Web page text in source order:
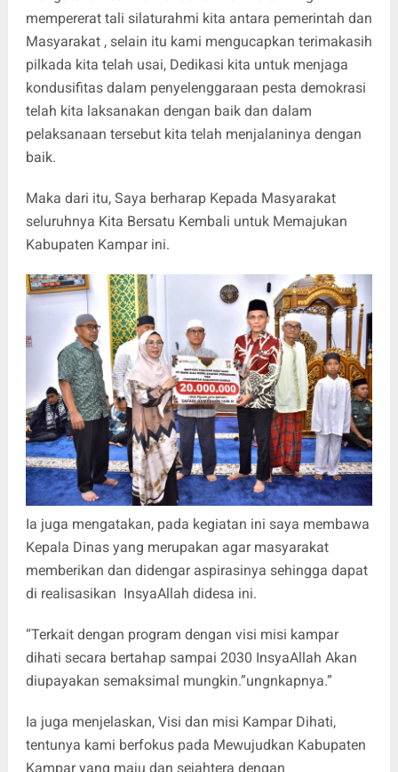
mempererat tali silaturahmi kita antara pemerintah dan
Masyarakat , selain itu kami mengucapkan terimakasih
pilkada kita telah usai, Dedikasi kita untuk menjaga
kondusifitas dalam penyelenggaraan pesta demokrasi
telah kita laksanakan dengan baik dan dalam
pelaksanaan tersebut kita telah menjalaninya dengan
baik.
Maka dari itu, Saya berharap Kepada Masyarakat
seluruhnya Kita Bersatu Kembali untuk Memajukan
Kabupaten Kampar ini.
Ia juga mengatakan, pada kegiatan ini saya membawa
Kepala Dinas yang merupakan agar masyarakat
memberikan dan didengar aspirasinya sehingga dapat
di realisasikan InsyaAllah didesa ini.
“Terkait dengan program dengan visi misi kampar
dihati secara bertahap sampai 2030 InsyaAllah Akan
diupayakan semaksimal mungkin.”ungnkapnya.”
Ia juga menjelaskan, Visi dan misi Kampar Dihati,
tentunya kami berfokus pada Mewujudkan Kabupaten
Kampar yang maju dan sejahtera dengan